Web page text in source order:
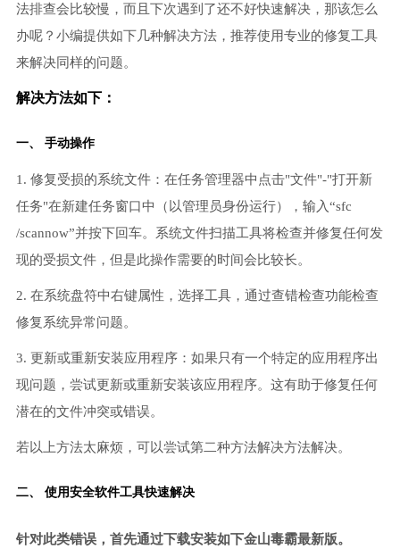
法排查会比较慢，而且下次遇到了还不好快速解决，那该怎么
办呢？小编提供如下几种解决方法，推荐使用专业的修复工具
来解决同样的问题。
解决方法如下：
一、 手动操作
1. 修复受损的系统文件：在任务管理器中点击"文件"-"打开新
任务"在新建任务窗口中（以管理员身份运行），输入“sfc
/scannow”并按下回车。系统文件扫描工具将检查并修复任何发
现的受损文件，但是此操作需要的时间会比较长。
2. 在系统盘符中右键属性，选择工具，通过查错检查功能检查
修复系统异常问题。
3. 更新或重新安装应用程序：如果只有一个特定的应用程序出
现问题，尝试更新或重新安装该应用程序。这有助于修复任何
潜在的文件冲突或错误。
若以上方法太麻烦，可以尝试第二种方法解决方法解决。
二、 使用安全软件工具快速解决
针对此类错误，首先通过下载安装如下金山毒霸最新版。